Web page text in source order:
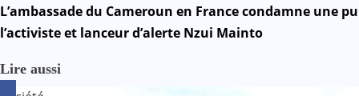
Mail
N
v
L’ambassade du Cameroun en France condamne une
l’activiste et lanceur d’alerte Nzui Mainto
Lire aussi